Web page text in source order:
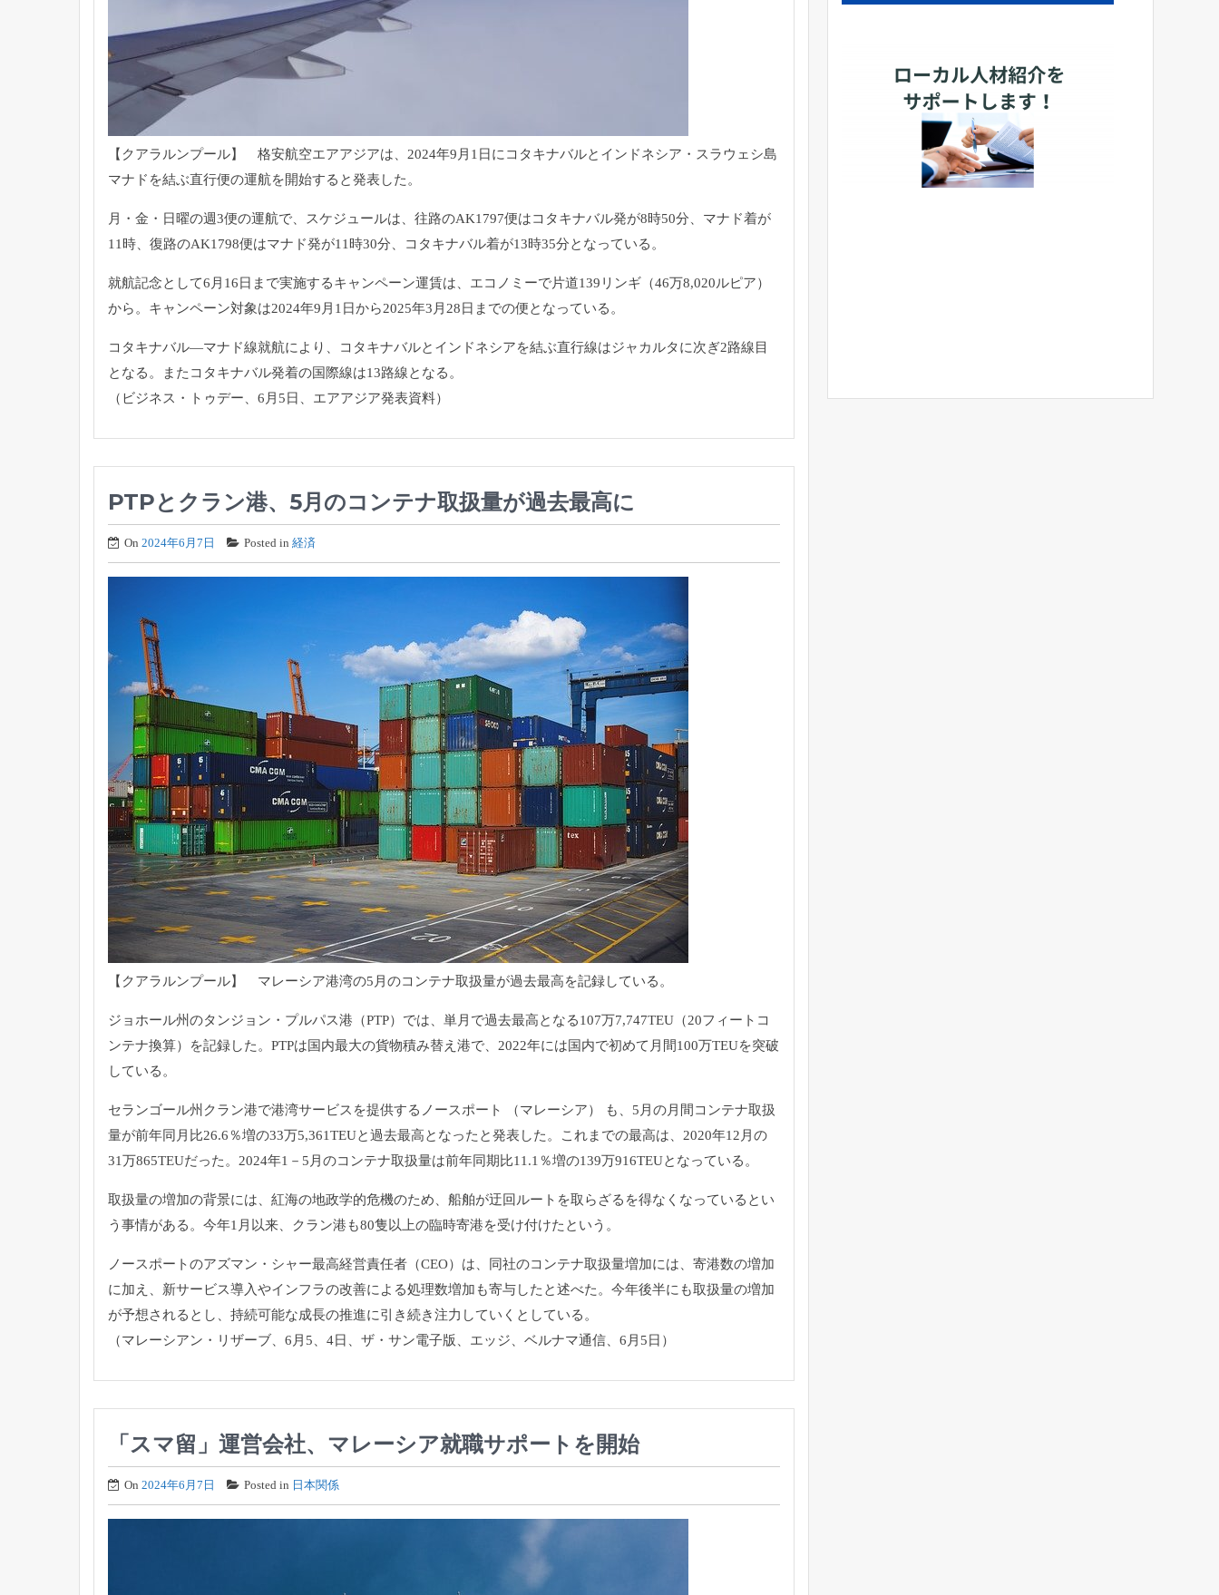
【クアラルンプール】 格安航空エアアジアは、2024年9月1日にコタキナバルとインドネシア・スラウェシ島
マナドを結ぶ直行便の運航を開始すると発表した。
月・金・日曜の週3便の運航で、スケジュールは、往路のAK1797便はコタキナバル発が8時50分、マナド着が
11時、復路のAK1798便はマナド発が11時30分、コタキナバル着が13時35分となっている。
就航記念として6月16日まで実施するキャンペーン運賃は、エコノミーで片道139リンギ（46万8,020ルピア）
から。キャンペーン対象は2024年9月1日から2025年3月28日までの便となっている。
コタキナバル―マナド線就航により、コタキナバルとインドネシアを結ぶ直行線はジャカルタに次ぎ2路線目
となる。またコタキナバル発着の国際線は13路線となる。
（ビジネス・トゥデー、6月5日、エアアジア発表資料）
PTPとクラン港、5月のコンテナ取扱量が過去最高に
On 2024年6月7日 Posted in 経済
【クアラルンプール】 マレーシア港湾の5月のコンテナ取扱量が過去最高を記録している。
ジョホール州のタンジョン・プルパス港（PTP）では、単月で過去最高となる107万7,747TEU（20フィートコ
ンテナ換算）を記録した。PTPは国内最大の貨物積み替え港で、2022年には国内で初めて月間100万TEUを突破
している。
セランゴール州クラン港で港湾サービスを提供するノースポート （マレーシア） も、5月の月間コンテナ取扱
量が前年同月比26.6％増の33万5,361TEUと過去最高となったと発表した。これまでの最高は、2020年12月の
31万865TEUだった。2024年1－5月のコンテナ取扱量は前年同期比11.1％増の139万916TEUとなっている。
取扱量の増加の背景には、紅海の地政学的危機のため、船舶が迂回ルートを取らざるを得なくなっているとい
う事情がある。今年1月以来、クラン港も80隻以上の臨時寄港を受け付けたという。
ノースポートのアズマン・シャー最高経営責任者（CEO）は、同社のコンテナ取扱量増加には、寄港数の増加
に加え、新サービス導入やインフラの改善による処理数増加も寄与したと述べた。今年後半にも取扱量の増加
が予想されるとし、持続可能な成長の推進に引き続き注力していくとしている。
（マレーシアン・リザーブ、6月5、4日、ザ・サン電子版、エッジ、ベルナマ通信、6月5日）
「スマ留」運営会社、マレーシア就職サポートを開始
On 2024年6月7日 Posted in 日本関係